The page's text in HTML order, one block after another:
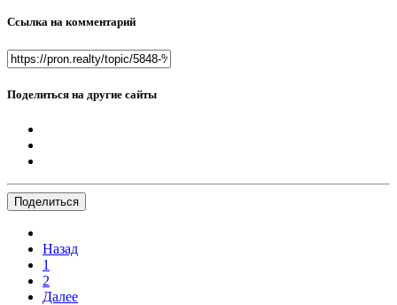
Ссылка на комментарий
Поделиться на другие сайты
Поделиться
Назад
1
2
Далее